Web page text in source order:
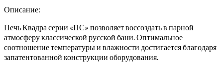
quantity
Описание:
Печь Квадра серии «ПС» позволяет воссоздать в парной
атмосферу классической русской бани. Оптимальное
соотношение температуры и влажности достигается благодаря
запатентованной конструкции оборудования.